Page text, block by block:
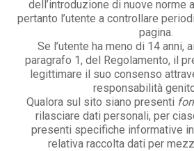
dell’introduzione di nuove norme
pertanto l’utente a controllare
pagina.
Se l’utente ha meno di 14 anni,
paragrafo 1, del Regolamento, il
legittimare il suo consenso
responsabilità
Qualora sul sito siano presenti
rilasciare dati personali, per
presenti specifiche informative
relativa raccolta dati per